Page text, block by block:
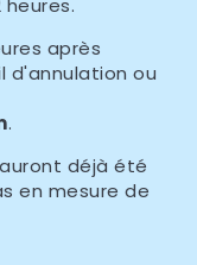
après
d'annulation ou
.
déjà été
en mesure de